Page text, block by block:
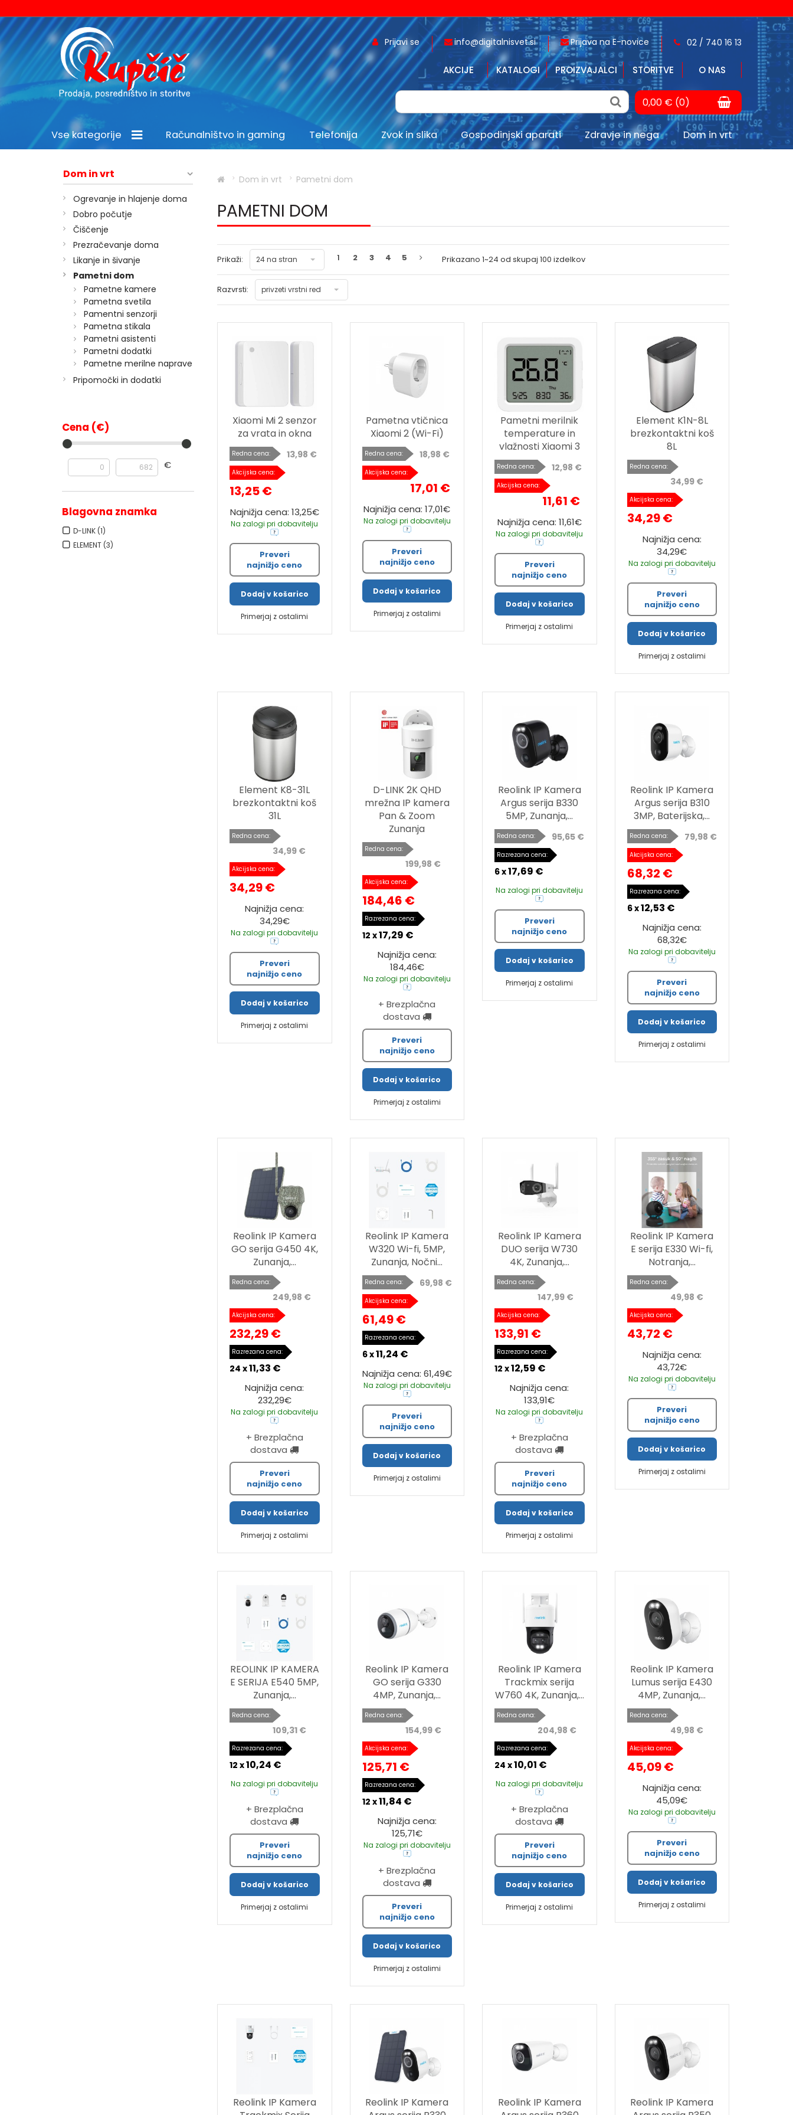
Prijavi se info@digitalnisvet.si Prijava na E-novice 02 / 740 16 13
AKCIJE KATALOGI PROIZVAJALCI STORITVE O NAS
0,00 € (0)
Vse kategorije Računalništvo in gaming Telefonija Zvok in slika Gospodinjski aparati Zdravje in nega Dom in vrt
Dom in vrt
Ogrevanje in hlajenje doma
Dobro počutje
Čiščenje
Prezračevanje doma
Likanje in šivanje
Pametni dom
Pametne kamere
Pametna svetila
Pamentni senzorji
Pametna stikala
Pametni asistenti
Pametni dodatki
Pametne merilne naprave
Pripomočki in dodatki
Cena (€)
€
Blagovna znamka
D-LINK (1)
ELEMENT (3)
Dom in vrt Pametni dom
PAMETNI DOM
Prikaži: 24 na stran 1 2 3 4 5 Prikazano1~24 od skupaj100 izdelkov
Razvrsti: privzeti vrstni red
Xiaomi Mi 2 senzor
za vrata in okna
Redna cena: 13,98 €
Akcijska cena:
13,25 €
Najnižja cena: 13,25€
Na zalogi pri dobavitelju
Preveri
najnižjo ceno
Dodaj v košarico
Primerjaj z ostalimi
Pametna vtičnica
Xiaomi 2 (Wi-Fi)
Redna cena: 18,98 €
Akcijska cena:
17,01 €
Najnižja cena: 17,01€
Na zalogi pri dobavitelju
Preveri
najnižjo ceno
Dodaj v košarico
Primerjaj z ostalimi
Pametni merilnik
temperature in
vlažnosti Xiaomi 3
Redna cena: 12,98 €
Akcijska cena:
11,61 €
Najnižja cena: 11,61€
Na zalogi pri dobavitelju
Preveri
najnižjo ceno
Dodaj v košarico
Primerjaj z ostalimi
Element K1N-8L
brezkontaktni koš
8L
Redna cena:
34,99 €
Akcijska cena:
34,29 €
Najnižja cena:
34,29€
Na zalogi pri dobavitelju
Preveri
najnižjo ceno
Dodaj v košarico
Primerjaj z ostalimi
Element K8-31L
brezkontaktni koš
31L
Redna cena:
34,99 €
Akcijska cena:
34,29 €
Najnižja cena:
34,29€
Na zalogi pri dobavitelju
Preveri
najnižjo ceno
Dodaj v košarico
Primerjaj z ostalimi
D-LINK 2K QHD
mrežna IP kamera
Pan & Zoom
Zunanja
Redna cena:
199,98 €
Akcijska cena:
184,46 €
Razrezana cena:
12 x17,29 €
Najnižja cena:
184,46€
Na zalogi pri dobavitelju
+ Brezplačna
dostava
Preveri
najnižjo ceno
Dodaj v košarico
Primerjaj z ostalimi
Reolink IP Kamera
Argus serija B330
5MP, Zunanja,...
Redna cena: 95,65 €
Razrezana cena:
6 x17,69 €
Na zalogi pri dobavitelju
Preveri
najnižjo ceno
Dodaj v košarico
Primerjaj z ostalimi
Reolink IP Kamera
Argus serija B310
3MP, Baterijska,...
Redna cena: 79,98 €
Akcijska cena:
68,32 €
Razrezana cena:
6 x12,53 €
Najnižja cena:
68,32€
Na zalogi pri dobavitelju
Preveri
najnižjo ceno
Dodaj v košarico
Primerjaj z ostalimi
Reolink IP Kamera
GO serija G450 4K,
Zunanja,...
Redna cena:
249,98 €
Akcijska cena:
232,29 €
Razrezana cena:
24 x11,33 €
Najnižja cena:
232,29€
Na zalogi pri dobavitelju
+ Brezplačna
dostava
Preveri
najnižjo ceno
Dodaj v košarico
Primerjaj z ostalimi
Reolink IP Kamera
W320 Wi-fi, 5MP,
Zunanja, Nočni...
Redna cena: 69,98 €
Akcijska cena:
61,49 €
Razrezana cena:
6 x11,24 €
Najnižja cena: 61,49€
Na zalogi pri dobavitelju
Preveri
najnižjo ceno
Dodaj v košarico
Primerjaj z ostalimi
Reolink IP Kamera
DUO serija W730
4K, Zunanja,...
Redna cena:
147,99 €
Akcijska cena:
133,91 €
Razrezana cena:
12 x12,59 €
Najnižja cena:
133,91€
Na zalogi pri dobavitelju
+ Brezplačna
dostava
Preveri
najnižjo ceno
Dodaj v košarico
Primerjaj z ostalimi
Reolink IP Kamera
E serija E330 Wi-fi,
Notranja,...
Redna cena:
49,98 €
Akcijska cena:
43,72 €
Najnižja cena:
43,72€
Na zalogi pri dobavitelju
Preveri
najnižjo ceno
Dodaj v košarico
Primerjaj z ostalimi
REOLINK IP KAMERA
E SERIJA E540 5MP,
Zunanja,...
Redna cena:
109,31 €
Razrezana cena:
12 x10,24 €
Na zalogi pri dobavitelju
+ Brezplačna
dostava
Preveri
najnižjo ceno
Dodaj v košarico
Primerjaj z ostalimi
Reolink IP Kamera
GO serija G330
4MP, Zunanja,...
Redna cena:
154,99 €
Akcijska cena:
125,71 €
Razrezana cena:
12 x11,84 €
Najnižja cena:
125,71€
Na zalogi pri dobavitelju
+ Brezplačna
dostava
Preveri
najnižjo ceno
Dodaj v košarico
Primerjaj z ostalimi
Reolink IP Kamera
Trackmix serija
W760 4K, Zunanja,...
Redna cena:
204,98 €
Razrezana cena:
24 x10,01 €
Na zalogi pri dobavitelju
+ Brezplačna
dostava
Preveri
najnižjo ceno
Dodaj v košarico
Primerjaj z ostalimi
Reolink IP Kamera
Lumus serija E430
4MP, Zunanja,...
Redna cena:
49,98 €
Akcijska cena:
45,09 €
Najnižja cena:
45,09€
Na zalogi pri dobavitelju
Preveri
najnižjo ceno
Dodaj v košarico
Primerjaj z ostalimi
Reolink IP Kamera
Reolink IP Kamera
Reolink IP Kamera
Reolink IP Kamera